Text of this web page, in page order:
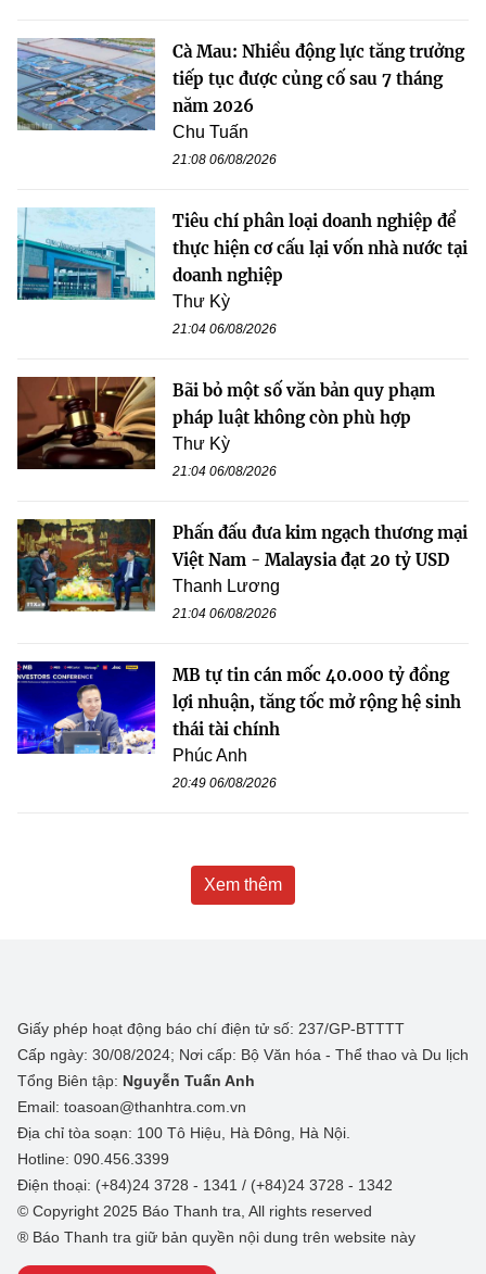
Cà Mau: Nhiều động lực tăng trưởng
tiếp tục được củng cố sau 7 tháng
năm 2026
Chu Tuấn
21:08 06/08/2026
Tiêu chí phân loại doanh nghiệp để
thực hiện cơ cấu lại vốn nhà nước tại
doanh nghiệp
Thư Kỳ
21:04 06/08/2026
Bãi bỏ một số văn bản quy phạm
pháp luật không còn phù hợp
Thư Kỳ
21:04 06/08/2026
Phấn đấu đưa kim ngạch thương mại
Việt Nam - Malaysia đạt 20 tỷ USD
Thanh Lương
21:04 06/08/2026
MB tự tin cán mốc 40.000 tỷ đồng
lợi nhuận, tăng tốc mở rộng hệ sinh
thái tài chính
Phúc Anh
20:49 06/08/2026
Xem thêm
Giấy phép hoạt động báo chí điện tử số: 237/GP-BTTTT
Cấp ngày: 30/08/2024; Nơi cấp: Bộ Văn hóa - Thể thao và Du lịch
Tổng Biên tập: Nguyễn Tuấn Anh
Email: toasoan@thanhtra.com.vn
Địa chỉ tòa soạn: 100 Tô Hiệu, Hà Đông, Hà Nội.
Hotline: 090.456.3399
Điện thoại: (+84)24 3728 - 1341 / (+84)24 3728 - 1342
© Copyright 2025 Báo Thanh tra, All rights reserved
® Báo Thanh tra giữ bản quyền nội dung trên website này